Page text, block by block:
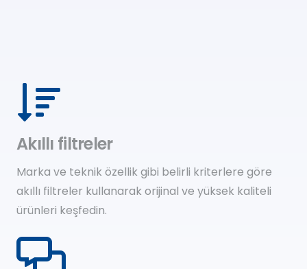
Akıllı filtreler
Marka ve teknik özellik gibi belirli kriterlere göre
akıllı filtreler kullanarak orijinal ve yüksek kaliteli
ürünleri keşfedin.